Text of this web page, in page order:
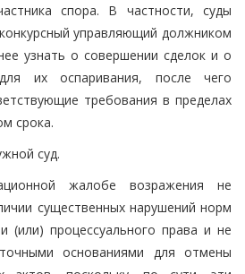
спора. В частности, суды
управляющий должником
узнать о совершении сделок и о
их оспаривания, после чего
требования в пределах
срока.
суд.
жалобе возражения не
существенных нарушений норм
(или) процессуального права и не
основаниями для отмены